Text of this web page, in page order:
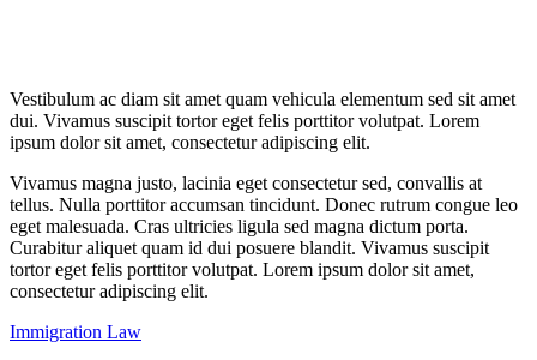
Vestibulum ac diam sit amet quam vehicula elementum sed sit amet
dui. Vivamus suscipit tortor eget felis porttitor volutpat. Lorem
ipsum dolor sit amet, consectetur adipiscing elit.
Vivamus magna justo, lacinia eget consectetur sed, convallis at
tellus. Nulla porttitor accumsan tincidunt. Donec rutrum congue leo
eget malesuada. Cras ultricies ligula sed magna dictum porta.
Curabitur aliquet quam id dui posuere blandit. Vivamus suscipit
tortor eget felis porttitor volutpat. Lorem ipsum dolor sit amet,
consectetur adipiscing elit.
Immigration Law